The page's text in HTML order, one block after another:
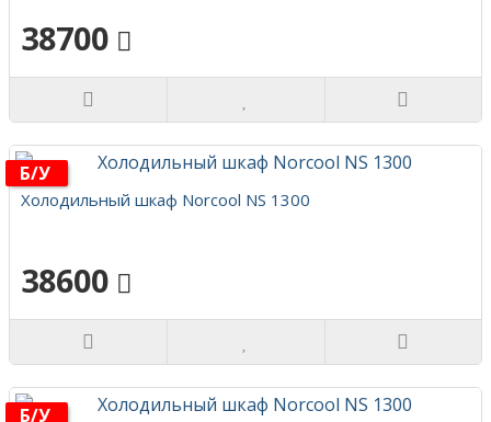
38700
Б/у
Холодильный шкаф Norcool NS 1300
38600
Б/у